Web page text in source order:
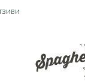
ПРОИЗВОДИТЕЛИ